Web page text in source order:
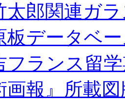
太郎関連ガ
板データベ
フランス留
画報』所載